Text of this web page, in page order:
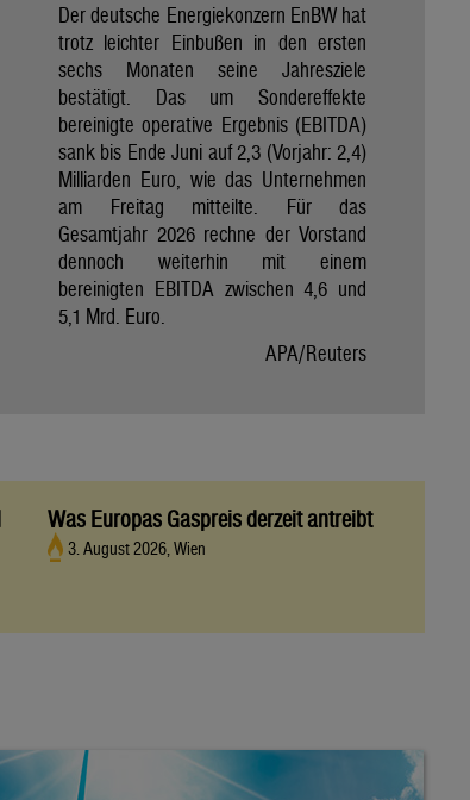
Der deutsche Energiekonzern EnBW hat
trotz leichter Einbußen in den ersten
sechs Monaten seine Jahresziele
bestätigt. Das um Sondereffekte
bereinigte operative Ergebnis (EBITDA)
sank bis Ende Juni auf 2,3 (Vorjahr: 2,4)
Milliarden Euro, wie das Unternehmen
am Freitag mitteilte. Für das
Gesamtjahr 2026 rechne der Vorstand
dennoch weiterhin mit einem
bereinigten EBITDA zwischen 4,6 und
5,1 Mrd. Euro.
APA/Reuters
Was Europas Gaspreis derzeit antreibt
3. August 2026, Wien